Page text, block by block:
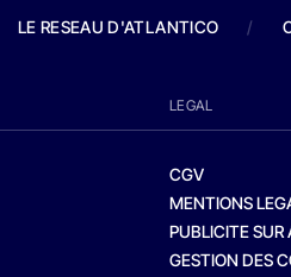
LE RESEAU D'ATLANTICO /
LEGAL
CGV
MENTIONS
PUBLICITE
GESTION DES